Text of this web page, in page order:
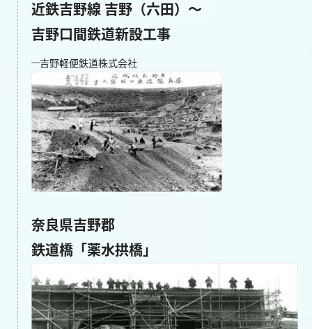
近鉄吉野線 吉野（六田）～
吉野口間鉄道新設工事
吉野軽便鉄道株式会社
奈良県吉野郡
鉄道橋「薬水拱橋」